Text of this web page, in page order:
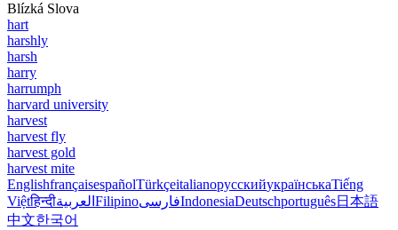
Blízká Slova
hart
harshly
harsh
harry
harrumph
harvard university
harvest
harvest fly
harvest gold
harvest mite
EnglishfrançaisespañolTürkçeitalianoрусскийукраїнськаTiếng
Việtहिन्दीالعربية FilipinoفارسیIndonesiaDeutschportuguês日本語
中文한국어